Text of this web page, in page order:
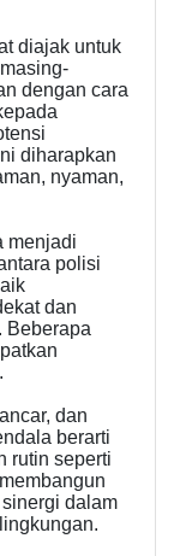
diajak untuk
dengan cara
diharapkan
nyaman,
menjadi
polisi
dan
Beberapa
dan
berarti
rutin seperti
dalam